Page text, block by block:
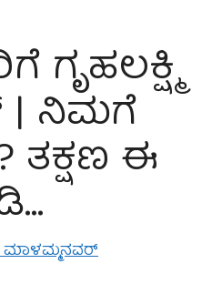
| ನಿಮಗೆ
ತಕ್ಷಣ ಈ
ಮಾಳಮ್ಮನವರ್